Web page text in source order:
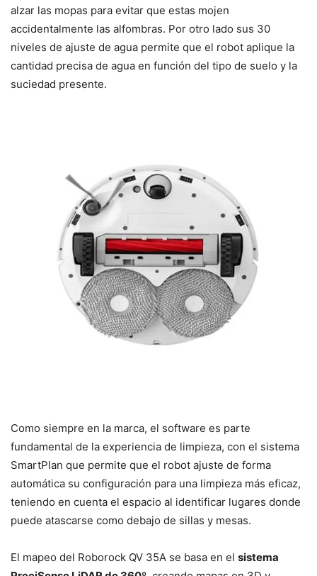
alzar las mopas para evitar que estas mojen
accidentalmente las alfombras. Por otro lado sus 30
niveles de ajuste de agua permite que el robot aplique la
cantidad precisa de agua en función del tipo de suelo y la
suciedad presente.
Como siempre en la marca, el software es parte
fundamental de la experiencia de limpieza, con el sistema
SmartPlan que permite que el robot ajuste de forma
automática su configuración para una limpieza más eficaz,
teniendo en cuenta el espacio al identificar lugares donde
puede atascarse como debajo de sillas y mesas.
El mapeo del Roborock QV 35A se basa en el sistema